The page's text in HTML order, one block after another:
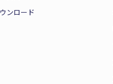
ンロード